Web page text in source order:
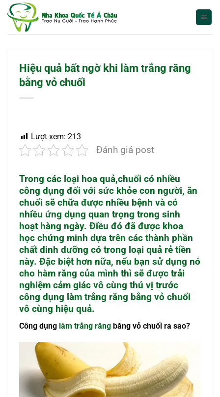
qua
Hiệu quả bất ngờ khi làm trắng răng
bằng vỏ chuối
Lượt xem: 213
Đánh giá post
Trong các loại hoa quả,chuối có nhiều
công dụng đối với sức khỏe con người, ăn
chuối sẽ chữa được nhiều bệnh và có
nhiều ứng dụng quan trọng trong sinh
hoạt hàng ngày. Điều đó đã được khoa
học chứng minh dựa trên các thành phần
chất dinh dưỡng có trong loại quả rẻ tiền
này. Đặc biệt hơn nữa, nếu bạn sử dụng nó
cho hàm răng của mình thì sẽ được trải
nghiệm cảm giác vô cùng thú vị trước
công dụng làm trắng răng bằng vỏ chuối
vô cùng hiệu quả.
Công dụng làm trắng răng bằng vỏ chuối ra sao?